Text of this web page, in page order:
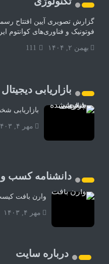
گزارش تصویری آیین افتتاح
فوتونیک و فناوری‌های کوانتوم
بهمن ۲, ۱۴۰۴ 111
بازاریابی دیجیتال
بازاریابی
مهر ۴, ۱۴۰۳
دانشنامه کسب و
وارن بافت
مهر ۴, ۱۴۰۳
درباره سایت